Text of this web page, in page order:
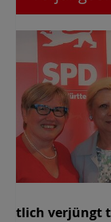
tlich verjüngt